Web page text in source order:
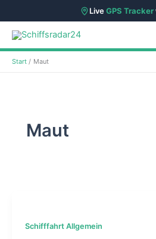
LiveGPS Tracker
Zum
Inhalt
springen
Start Maut
Maut
Schifffahrt Allgemein